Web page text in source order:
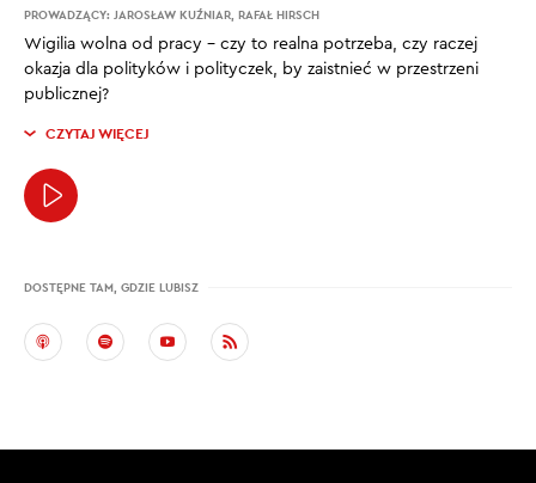
PROWADZĄCY: JAROSŁAW KUŹNIAR, RAFAŁ HIRSCH
Wigilia wolna od pracy – czy to realna potrzeba, czy raczej
okazja dla polityków i polityczek, by zaistnieć w przestrzeni
publicznej?
CZYTAJ WIĘCEJ
DOSTĘPNE TAM, GDZIE LUBISZ